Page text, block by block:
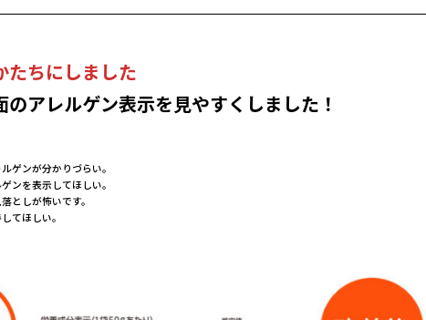
たちにしました
のアレルゲン表示を見やすくしました！
ルゲンが分かりづらい。
ンを表示してほしい。
見落としが怖いです。
善してほしい。